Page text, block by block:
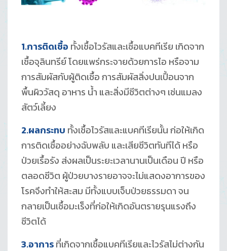
1.การติดเชื้อ ทั้งเชื้อไวรัสและเชื้อแบคทีเรีย เกิดจาก
เชื้อจุลินทรีย์ โดยแพร่กระจายด้วยการไอ หรือจาม
การสัมผัสกับผู้ติดเชื้อ การสัมผัสสิ่งปนเปื้อนจาก
พื้นผิววัสดุ อาหาร น้ำ และสิ่งมีชีวิตต่างๆ เช่นแมลง
สัตว์เลี้ยง
2.ผลกระทบ ทั้งเชื้อไวรัสและแบคทีเรียนั้น ก่อให้เกิด
การติดเชื้ออย่างฉับพลับ และเสียชีวิตทันทีได้ หรือ
ป่วยเรื้อรัง ส่งผลเป็นระยะเวลานานเป็นเดือน ปี หรือ
ตลอดชีวิต ผู้ป่วยบางรายอาจจะไม่แสดงอาการของ
โรคจึงทำให้สะสม มีทั้งแบบเจ็บป่วยธรรมดา จน
กลายเป็นเชื้อมะเร็งที่ก่อให้เกิดอันตรายรุนแรงถึง
ชีวิตได้
3.อาการที่เกิดจากเชื้อแบคทีเรียและไวรัสไม่ต่างกัน